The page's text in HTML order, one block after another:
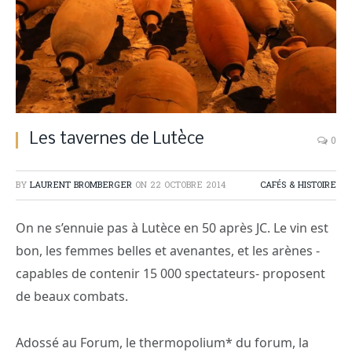
Les tavernes de Lutèce 0
BY LAURENT BROMBERGER ON 22 OCTOBRE 2014 CAFÉS & HISTOIRE
On ne s’ennuie pas à Lutèce en 50 après JC. Le vin est
bon, les femmes belles et avenantes, et les arènes -
capables de contenir 15 000 spectateurs- proposent
de beaux combats.
Adossé au Forum, le thermopolium* du forum, la